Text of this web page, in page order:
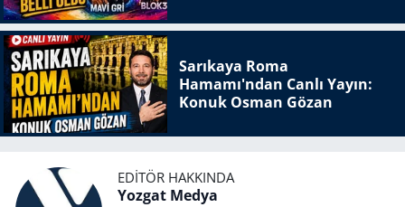
Sarıkaya Roma
Hamamı'ndan Canlı Yayın:
Konuk Osman Gözan
EDITÖR HAKKINDA
Yozgat Medya